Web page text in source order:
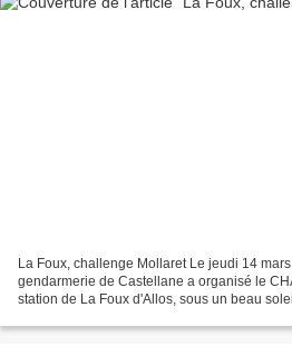
La Foux, challenge Mollaret Le jeudi 14
gendarmerie de Castellane a organisé le
station de La Foux d'Allos, sous un beau